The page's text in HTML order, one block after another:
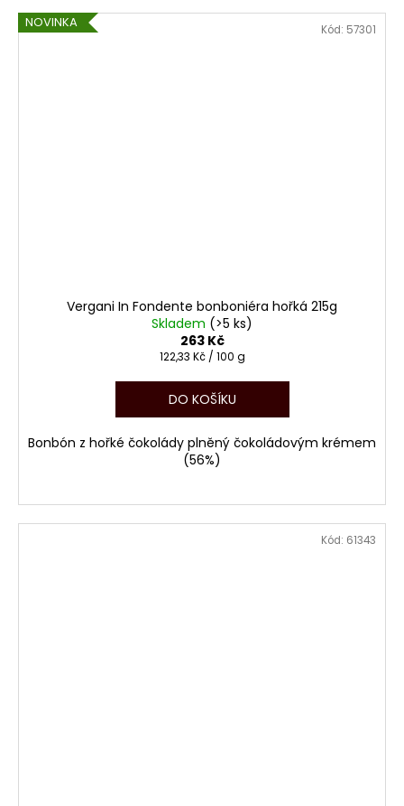
NOVINKA
Vergani In Fondente bonboniéra hořká 215g
Skladem (>5 ks)
263 Kč
Měrná
122,33 Kč / 100 g
DO KOŠÍKU
Bonbón z hořké čokolády plněný čokoládovým krémem
(56%)
Kód: 57301
Kód: 61343